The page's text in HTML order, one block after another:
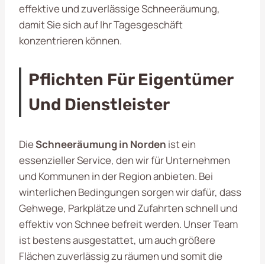
effektive und zuverlässige Schneeräumung,
damit Sie sich auf Ihr Tagesgeschäft
konzentrieren können.
Pflichten Für Eigentümer
Und Dienstleister
DieSchneeräumung in Norden ist ein
essenzieller Service, den wir für Unternehmen
und Kommunen in der Region anbieten. Bei
winterlichen Bedingungen sorgen wir dafür, dass
Gehwege, Parkplätze und Zufahrten schnell und
effektiv von Schnee befreit werden. Unser Team
ist bestens ausgestattet, um auch größere
Flächen zuverlässig zu räumen und somit die